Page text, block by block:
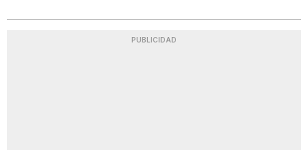
PUBLICIDAD